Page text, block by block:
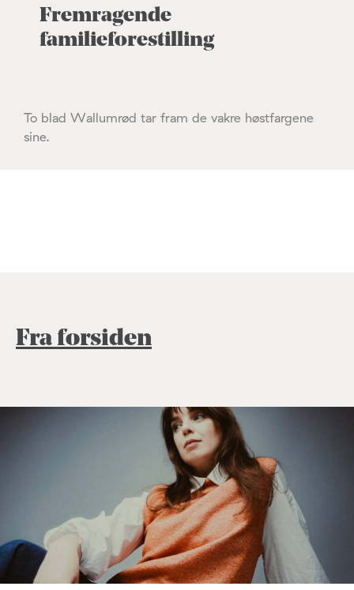
Fremragende
familieforestilling
To blad Wallumrød tar fram de vakre høstfargene
sine.
Fra forsiden